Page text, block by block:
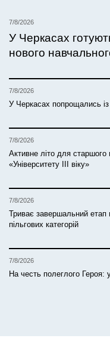
7/8/2026
У Черкасах
нового
7/8/2026
У Черкасах попрощались
7/8/2026
Активне літо для старшого
«Університету ІІІ віку»
7/8/2026
Триває завершальний етап
пільгових категорій
7/8/2026
На честь полеглого